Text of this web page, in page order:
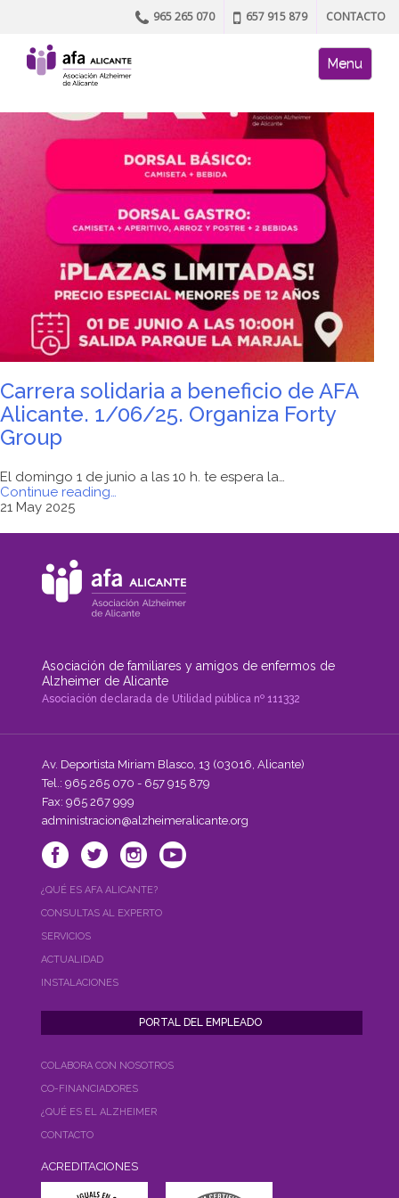
965 265 070 657 915 879 CONTACTO
AFA site
Skip to content
Menu
Carrera solidaria a beneficio de AFA
Alicante. 1/06/25. Organiza Forty
Group
El domingo 1 de junio a las 10 h. te espera la…
Continue reading
beneficio
AFA
Alicante.
1/06/25.
Organiza
…
21 May 2025
Asociación de familiares y amigos de enfermos de
Alzheimer de Alicante
Asociación declarada de Utilidad pública nº 111332
Av. Deportista Miriam Blasco, 13 (03016, Alicante)
Tel.: 965 265 070 - 657 915 879
Fax: 965 267 999
administracion@alzheimeralicante.org
¿QUÉ ES AFA ALICANTE?
CONSULTAS AL EXPERTO
SERVICIOS
ACTUALIDAD
INSTALACIONES
COLABORA CON NOSOTROS
CO-FINANCIADORES
¿QUÉ ES EL ALZHEIMER
CONTACTO
ACREDITACIONES